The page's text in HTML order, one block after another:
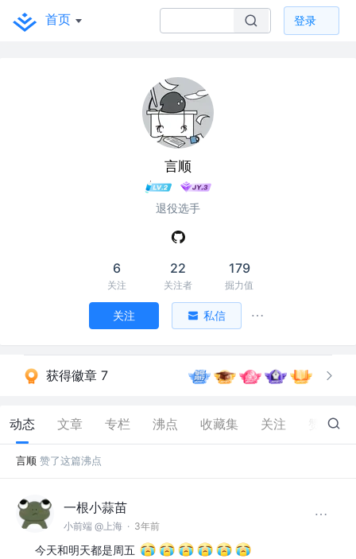
首页 登录
言顺
退役选手
6
关注
22
关注者
179
掘力值
关注 私信
获得徽章 7
动态 文章 专栏 沸点 收藏集 关注 100
言顺 赞了这篇沸点
一根小蒜苗
小前端 @上海 · 3年前
今天和明天都是周五